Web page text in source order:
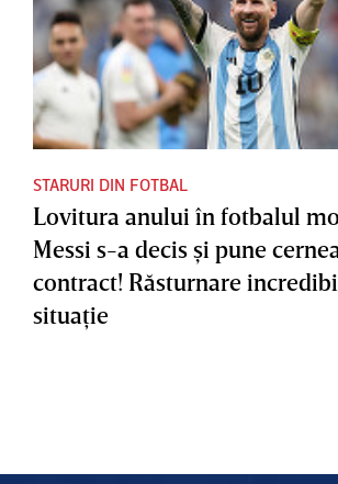
STARURI DIN FOTBAL
Lovitura anului în fotbalul
Messi s-a decis şi pune
contract! Răsturnare
situaţie